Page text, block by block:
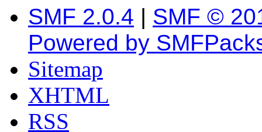
SMF 2.0.4 | SMF ©
Powered by
Sitemap
XHTML
RSS